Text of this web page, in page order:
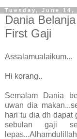
Tuesday, June 14,
Dania
First Gaji
Assalamualaikum...
Hi korang..
Semalam Dania
uwan dia
hari tu dia dh dapat
sebulan gaji